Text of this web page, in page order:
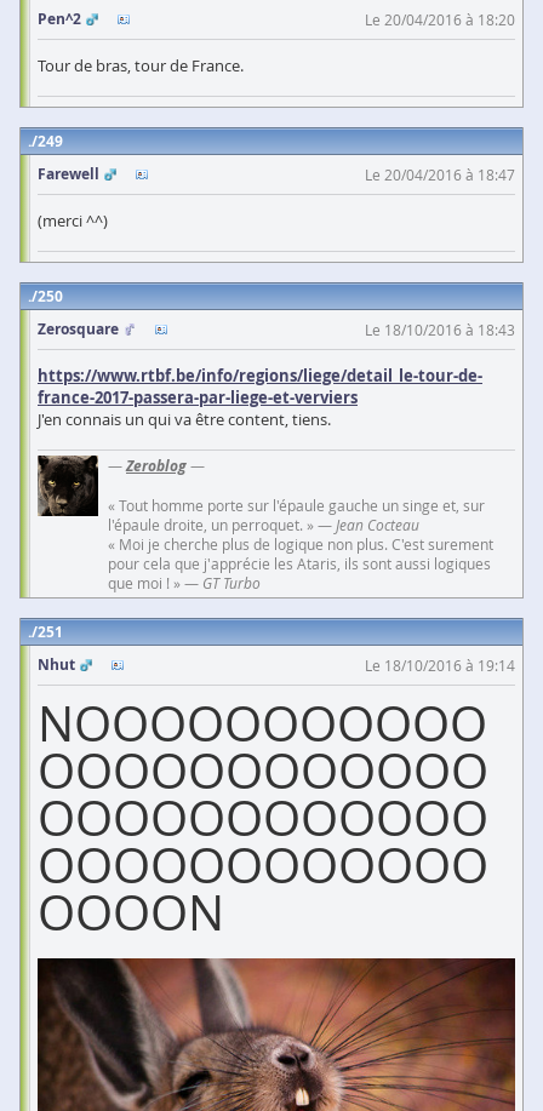
Pen^2 Le 20/04/2016 à 18:20
Tour de bras, tour de France.
249
Farewell
Le 20/04/2016 à 18:47
(merci ^^)
250
Zerosquare
Le 18/10/2016 à 18:43
https://www.rtbf.be/info/regions/liege/detail_le-tour-de-
france-2017-passera-par-liege-et-verviers
J'en connais un qui va être content, tiens.
—Zeroblog—
« Tout homme porte sur l'épaule gauche un singe et, sur
l'épaule droite, un perroquet. » —Jean Cocteau
« Moi je cherche plus de logique non plus. C'est surement
pour cela que j'apprécie les Ataris, ils sont aussi logiques
que moi ! » — GT Turbo
251
Nhut
Le 18/10/2016 à 19:14
NOOOOOOOOOOO
OOOOOOOOOOOO
OOOOOOOOOOOO
OOOOOOOOOOOO
OOOON